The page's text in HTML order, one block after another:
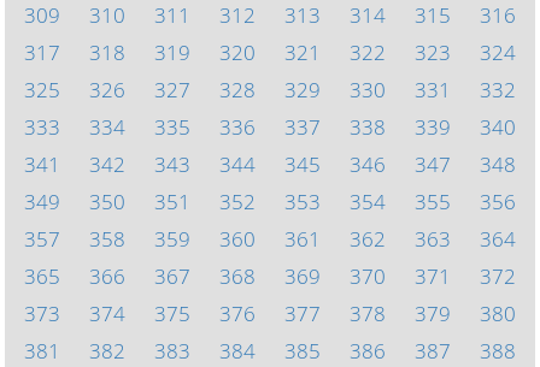
309
310 311 312 313 314 315
316
317
318 319 320 321 322 323
324
325
326 327 328 329 330 331
332
333
334 335 336 337 338 339
340
341
342 343 344 345 346 347
348
349
350 351 352 353 354 355
356
357
358 359 360 361 362 363
364
365
366 367 368 369 370 371
372
373
374 375 376 377 378 379
380
381
382 383 384 385 386 387 388